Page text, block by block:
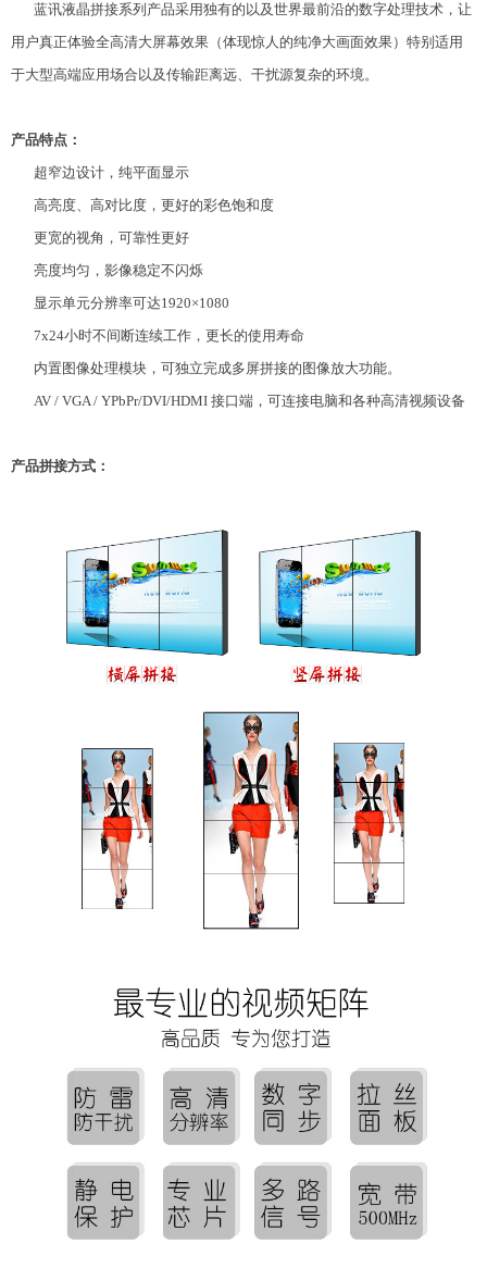
蓝讯液晶拼接系列产品采用独有的以及世界最前沿的数字处理技术，让
用户真正体验全高清大屏幕效果（体现惊人的纯净大画面效果）特别适用
于大型高端应用场合以及传输距离远、干扰源复杂的环境。
产品特点：
超窄边设计，纯平面显示
高亮度、高对比度，更好的彩色饱和度
更宽的视角，可靠性更好
亮度均匀，影像稳定不闪烁
显示单元分辨率可达1920×1080
7x24小时不间断连续工作，更长的使用寿命
内置图像处理模块，可独立完成多屏拼接的图像放大功能。
AV / VGA / YPbPr/DVI/HDMI 接口端，可连接电脑和各种高清视频设备
产品拼接方式：